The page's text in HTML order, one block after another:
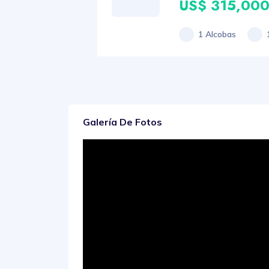
US$ 315,000
1 Alcobas
Galería De Fotos